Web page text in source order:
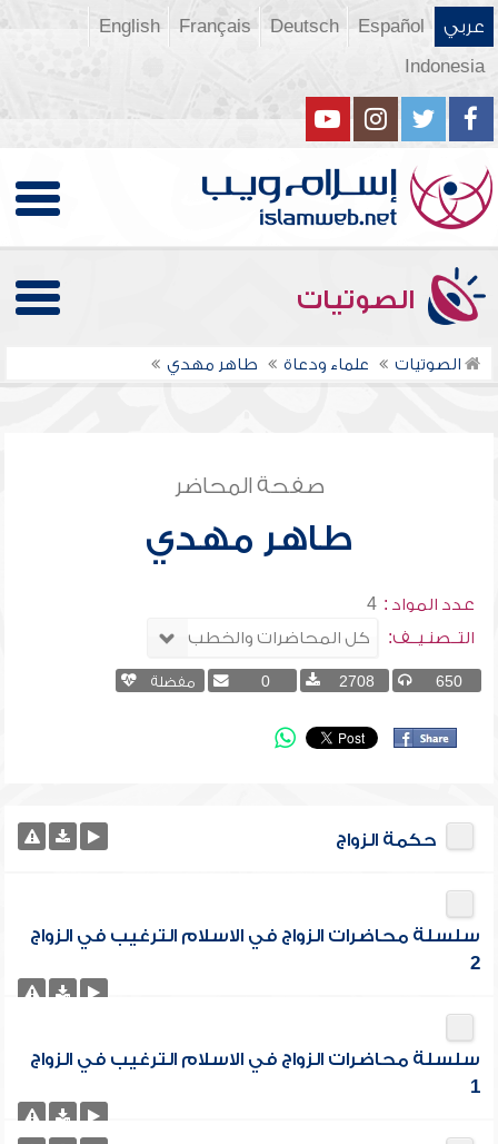
عربي Español
Deutsch
Français
English
Indonesia
الصوتيات
الصوتيات علماء ودعاة طاهر مهدي
صفحة المحاضر
طاهر مهدي
عدد المواد : 4
التــصنـيــف:
650
2708
0 مفضلة
حكمة الزواج
سلسلة محاضرات الزواج في الاسلام الترغيب في الزواج
2
سلسلة محاضرات الزواج في الاسلام الترغيب في الزواج
1